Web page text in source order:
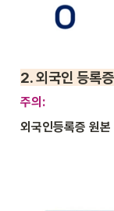
2. 외국인 등록증
주의:
외국인등록증 원